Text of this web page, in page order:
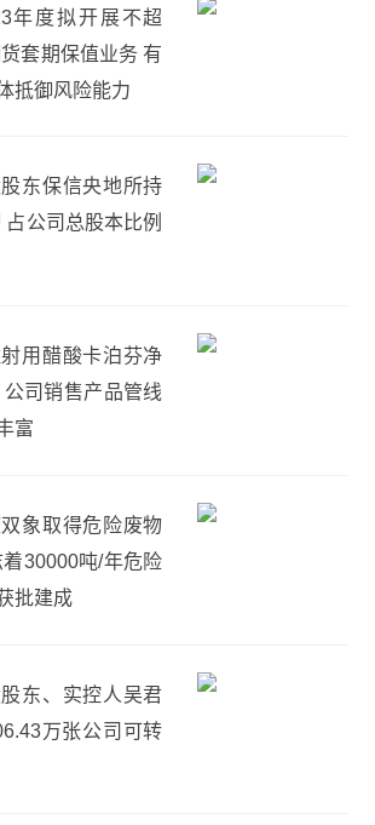
年度拟开展不超
套期保值业务 有
抵御风险能力
东保信央地所持
公司总股本比例
用醋酸卡泊芬净
司销售产品管线
富
象取得危险废物
30000吨/年危险
批建成
东、实控人吴君
万张公司可转